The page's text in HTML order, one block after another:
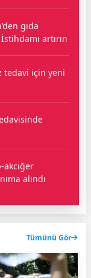
gıda
artırın
tedavi için yeni
akciğer
alındı
Tümünü Gör